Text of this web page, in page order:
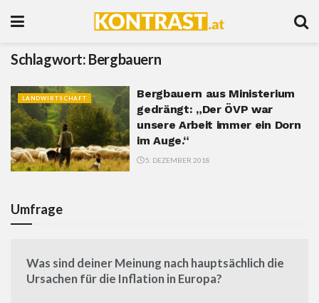
Schlagwort: Bergbauern
LANDWIRTSCHAFT
Bergbauern aus Ministerium
gedrängt: „Der ÖVP war
unsere Arbeit immer ein Dorn
im Auge.“
5. DEZEMBER 2018
Umfrage
Was sind deiner Meinung nach hauptsächlich die
Ursachen für die Inflation in Europa?